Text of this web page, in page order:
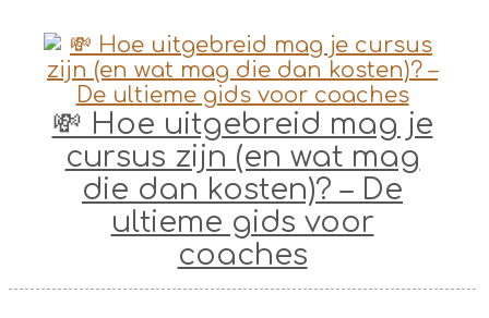
💸 Hoe uitgebreid mag je
cursus zijn (en wat mag
die dan kosten)? – De
ultieme gids voor
coaches